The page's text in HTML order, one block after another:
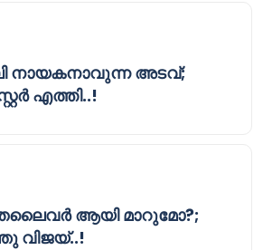
നായകനാവുന്ന അടവ്;
എത്തി..!
തലൈവർ ആയി മാറുമോ?;
വിജയ്..!